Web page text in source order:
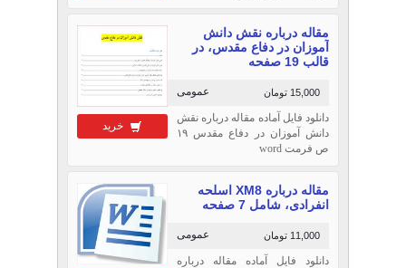
خرید
مقاله درباره نقش دانش
آموزان در دفاع مقدس، در
قالب 19 صفحه
عمومی 15,000 تومان
دانلود فایل آماده مقاله درباره نقش
دانش آموزان در دفاع مقدس ۱۹
ص فرمت word
مقاله درباره XM8 اسلحه
انفرادی، شامل 7 صفحه
عمومی 11,000 تومان
دانلود فایل آماده مقاله درباره